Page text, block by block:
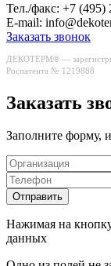
Тел./факс: +7 (495)
E-mail:
Заказать звонок
ДЕКОТЕРМ® —
Роспатента № 1219888
Заказать
Заполните форму,
Отправить
Нажимая на
данных